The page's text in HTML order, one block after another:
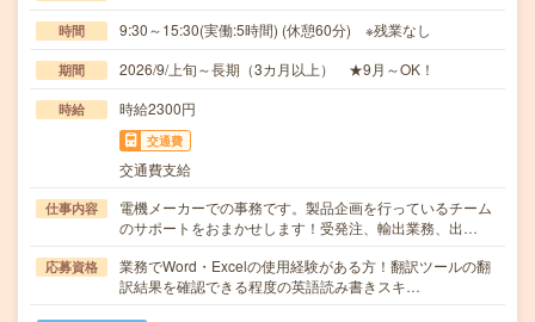
時間 9:30～15:30(実働:5時間) (休憩60分) ※残業なし
期間 2026/9/上旬～長期（3カ月以上） ★9月～OK！
時給 時給2300円
交通費
交通費支給
仕事内容
電機メーカーでの事務です。製品企画を行っているチーム
のサポートをおまかせします！受発注、輸出業務、出…
応募資格
業務でWord・Excelの使用経験がある方！翻訳ツールの翻
訳結果を確認できる程度の英語読み書きスキ…